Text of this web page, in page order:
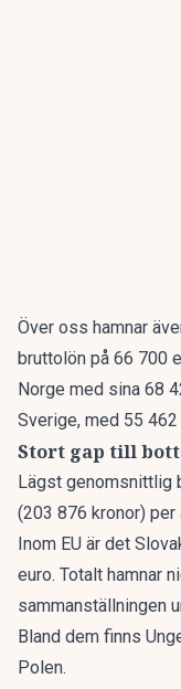
Över oss hamnar
bruttolön på 66 700
Norge med sina 68
Sverige, med 55 462
Stort gap till
Lägst genomsnittlig
(203 876 kronor) per
Inom EU är det
euro. Totalt hamnar
sammanställningen
Bland dem finns
Polen.